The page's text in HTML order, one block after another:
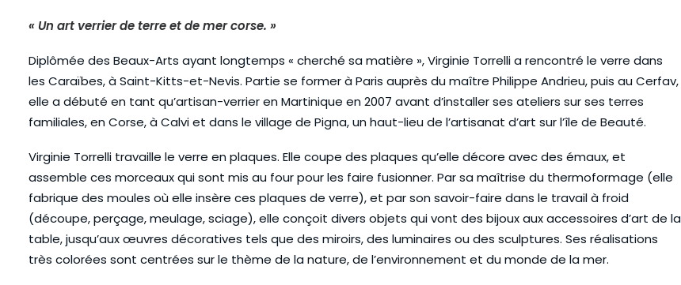
« Un art verrier de terre et de mer corse. »
Diplômée des Beaux-Arts ayant longtemps « cherché sa matière », Virginie Torrelli a rencontré le verre dans
les Caraïbes, à Saint-Kitts-et-Nevis. Partie se former à Paris auprès du maître Philippe Andrieu, puis au Cerfav,
elle a débuté en tant qu’artisan-verrier en Martinique en 2007 avant d’installer ses ateliers sur ses terres
familiales, en Corse, à Calvi et dans le village de Pigna, un haut-lieu de l’artisanat d’art sur l’île de Beauté.
Virginie Torrelli travaille le verre en plaques. Elle coupe des plaques qu’elle décore avec des émaux, et
assemble ces morceaux qui sont mis au four pour les faire fusionner. Par sa maîtrise du thermoformage (elle
fabrique des moules où elle insère ces plaques de verre), et par son savoir-faire dans le travail à froid
(découpe, perçage, meulage, sciage), elle conçoit divers objets qui vont des bijoux aux accessoires d’art de la
table, jusqu’aux œuvres décoratives tels que des miroirs, des luminaires ou des sculptures. Ses réalisations
très colorées sont centrées sur le thème de la nature, de l’environnement et du monde de la mer.